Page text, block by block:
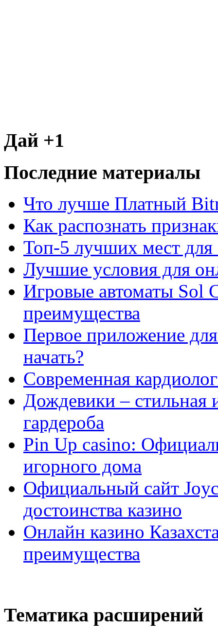
Дай +1
Последние материалы
Что лучше Платный
Как распознать
Топ-5 лучших мест для
Лучшие условия для
Игровые автоматы Sol
преимущества
Первое приложение
начать?
Современная
Дождевики – стильная
гардероба
Pin Up casino:
игорного дома
Официальный сайт
достоинства казино
Онлайн казино
преимущества
Тематика расширений